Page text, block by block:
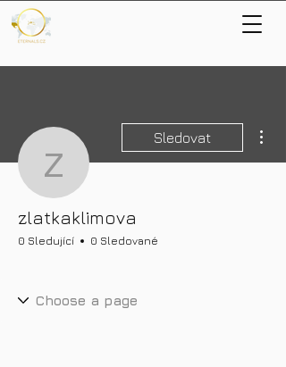
zlatkaklimova
Sledovat
zlatkaklimova
0 Sledující 0 Sledované